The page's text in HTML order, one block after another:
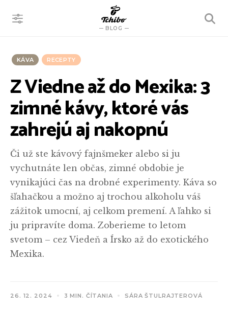
BLOG
VYHĽADÁVANIE
KÁVA RECEPTY
Z Viedne až do Mexika: 3
zimné kávy, ktoré vás
zahrejú aj nakopnú
Či už ste kávový fajnšmeker alebo si ju
vychutnáte len občas, zimné obdobie je
vynikajúci čas na drobné experimenty. Káva so
šľahačkou a možno aj trochou alkoholu váš
zážitok umocní, aj celkom premení. A ľahko si
ju pripravíte doma. Zoberieme to letom
svetom – cez Viedeň a Írsko až do exotického
Mexika.
26. 12. 2024 3 MIN. ČÍTANIA SÁRA ŠTULRAJTEROVÁ